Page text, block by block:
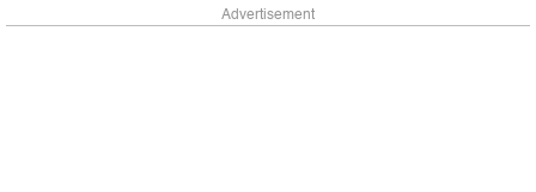
Advertisement